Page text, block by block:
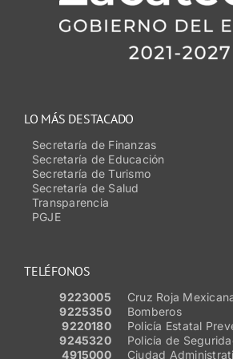
TELÉFONOS
9223005
Cruz Roja
9225350
Bomberos
9220180
Policía Estatal
9245320
Policía de
4915000
Ciudad
LO MÁS DESTACADO
Secretaría de Finanzas
Secretaría de Educación
Secretaría de Turismo
Secretaría de Salud
Transparencia
PGJE